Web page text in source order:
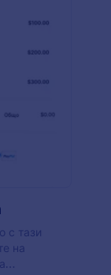
с тази
на